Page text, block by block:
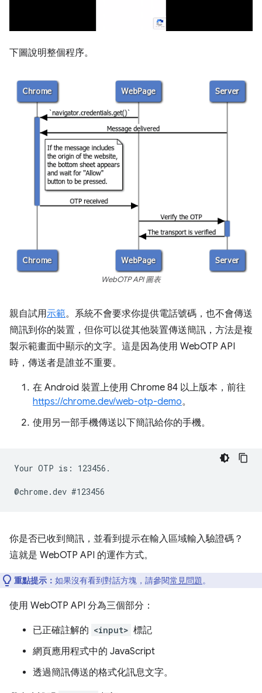
下圖說明整個程序。
WebOTP API 圖表
親自試用示範。系統不會要求你提供電話號碼，也不會傳送
簡訊到你的裝置，但你可以從其他裝置傳送簡訊，方法是複
製示範畫面中顯示的文字。這是因為使用 WebOTP API
時，傳送者是誰並不重要。
在 Android 裝置上使用 Chrome 84 以上版本，前往
https://chrome.dev/web-otp-demo。
使用另一部手機傳送以下簡訊給你的手機。
Your OTP is: 123456.
你是否已收到簡訊，並看到提示在輸入區域輸入驗證碼？
這就是 WebOTP API 的運作方式。
重點提示： 如果沒有看到對話方塊，請參閱常見問題。
使用 WebOTP API 分為三個部分：
已正確註解的 <input> 標記
網頁應用程式中的 JavaScript
透過簡訊傳送的格式化訊息文字。